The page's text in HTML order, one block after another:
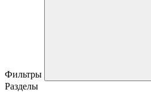
Фильтры
Разделы